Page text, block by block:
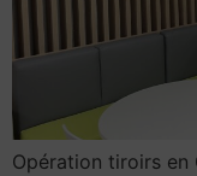
Opération tiroirs en